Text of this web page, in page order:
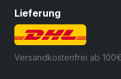
Lieferung
Versandkostenfrei ab